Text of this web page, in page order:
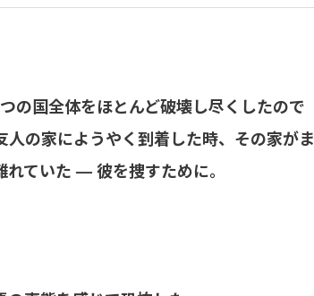
の国全体をほとんど破壊し尽くしたので
の家にようやく到着した時、その家がま
ていた — 彼を捜すために。